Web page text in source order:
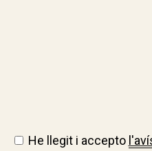
He llegit i accepto